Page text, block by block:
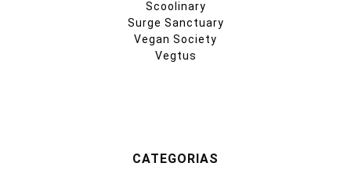
Scoolinary
Surge Sanctuary
Vegan Society
Vegtus
CATEGORIAS